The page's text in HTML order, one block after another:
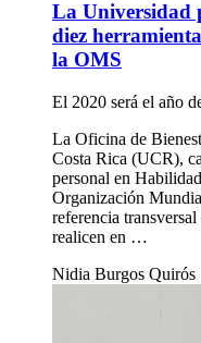
La Universidad
diez
la OMS
El 2020 será el año
La Oficina de
Costa Rica (UCR),
personal en
Organización
referencia
realicen en …
Nidia Burgos Quirós